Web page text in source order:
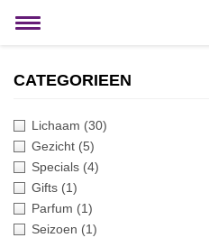
Toggle
CATEGORIEEN
Lichaam (30)
Gezicht (5)
Specials (4)
Gifts (1)
Parfum (1)
Seizoen (1)